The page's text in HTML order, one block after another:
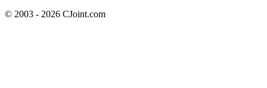
© 2003 - 2026 CJoint.com